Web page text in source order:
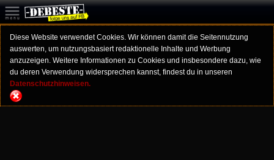
Diese Website verwendet Cookies. Wir können damit die Seitennutzung
auswerten, um nutzungsbasiert redaktionelle Inhalte und Werbung
anzuzeigen. Weitere Informationen zu Cookies und insbesondere dazu, wie
du deren Verwendung widersprechen kannst, findest du in unseren
Datenschutzhinweisen.